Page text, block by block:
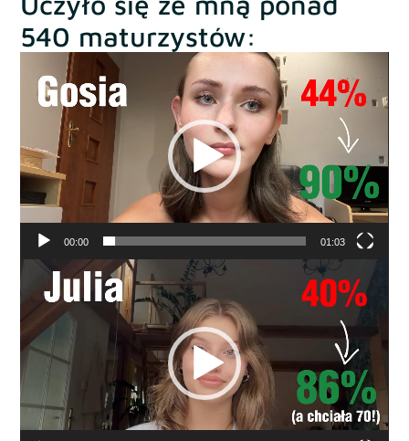
540 maturzystów:
Odtwarzacz
video
00:00 01:03
Odtwarzacz
video